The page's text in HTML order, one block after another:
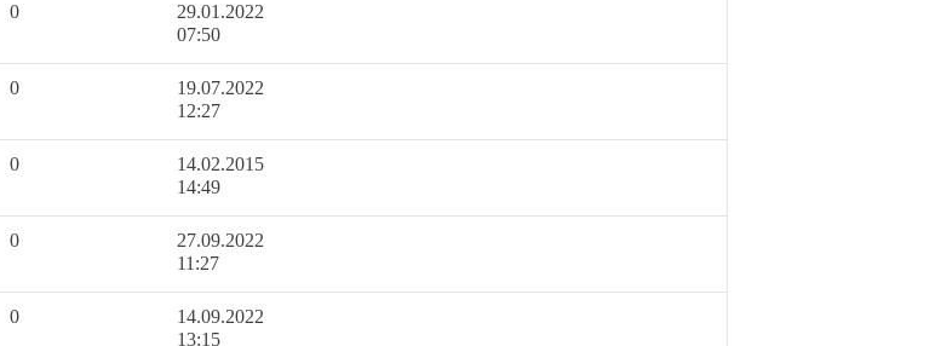
0
29.01.2022
07:50
0
19.07.2022
12:27
0
14.02.2015
14:49
0
27.09.2022
11:27
0
14.09.2022
13:15